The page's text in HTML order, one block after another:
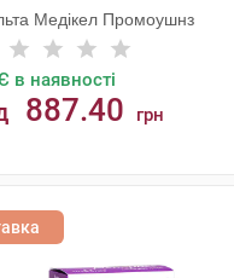
Медікел Промоушнз
в наявності
887.40 грн